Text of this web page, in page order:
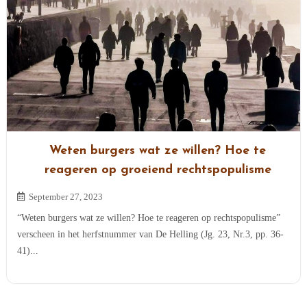
Weten burgers wat ze willen? Hoe te
reageren op groeiend rechtspopulisme
September 27, 2023
“Weten burgers wat ze willen? Hoe te reageren op rechtspopulisme”
verscheen in het herfstnummer van De Helling (Jg. 23, Nr.3, pp. 36-
41)...